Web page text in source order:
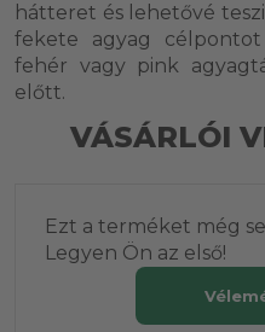
hátteret és lehetővé
fekete agyag
fehér vagy pink
előtt.
VÁSÁRLÓI
Ezt a terméket még
Legyen Ön az első!